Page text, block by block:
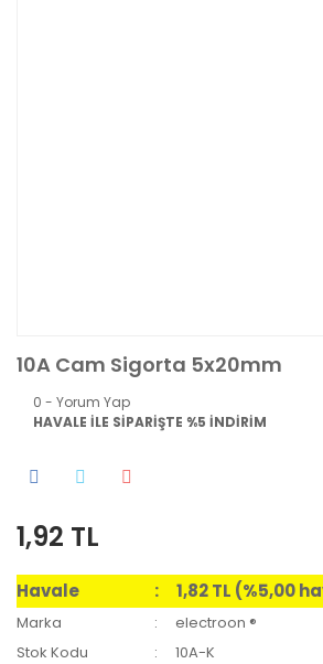
10A Cam Sigorta 5x20mm
0 - Yorum Yap
HAVALE İLE SİPARİŞTE %5 İNDİRİM
1,92 TL
Havale 1,82 TL (%5,00
Marka
electroon ®
Stok Kodu
10A-K